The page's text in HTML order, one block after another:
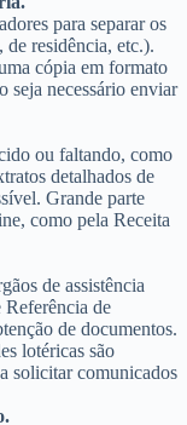
para separar os
de residência, etc.).
cópia em formato
seja necessário enviar
ou faltando, como
detalhados de
Grande parte
como pela Receita
de assistência
de
de documentos.
lotéricas são
solicitar comunicados